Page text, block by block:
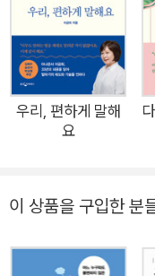
람은 없다”면서, 일상
피치 노하우가 담긴 《
면접부터 회사에서 본
을 나누면서 일을 추진
소개할 때 등 다양한 상
이 책에서 낱낱이 소개한다. ‘원포인트 말하기 레슨’
훈련법부터 다년간의 방
지, 하루 10분씩만 훈
예를 들어 ‘발음이 부
우리, 편하게 말해
요
이 상품을 구입한 분